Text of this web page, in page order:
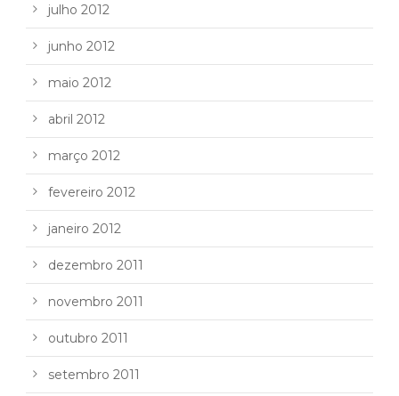
julho 2012
junho 2012
maio 2012
abril 2012
março 2012
fevereiro 2012
janeiro 2012
dezembro 2011
novembro 2011
outubro 2011
setembro 2011